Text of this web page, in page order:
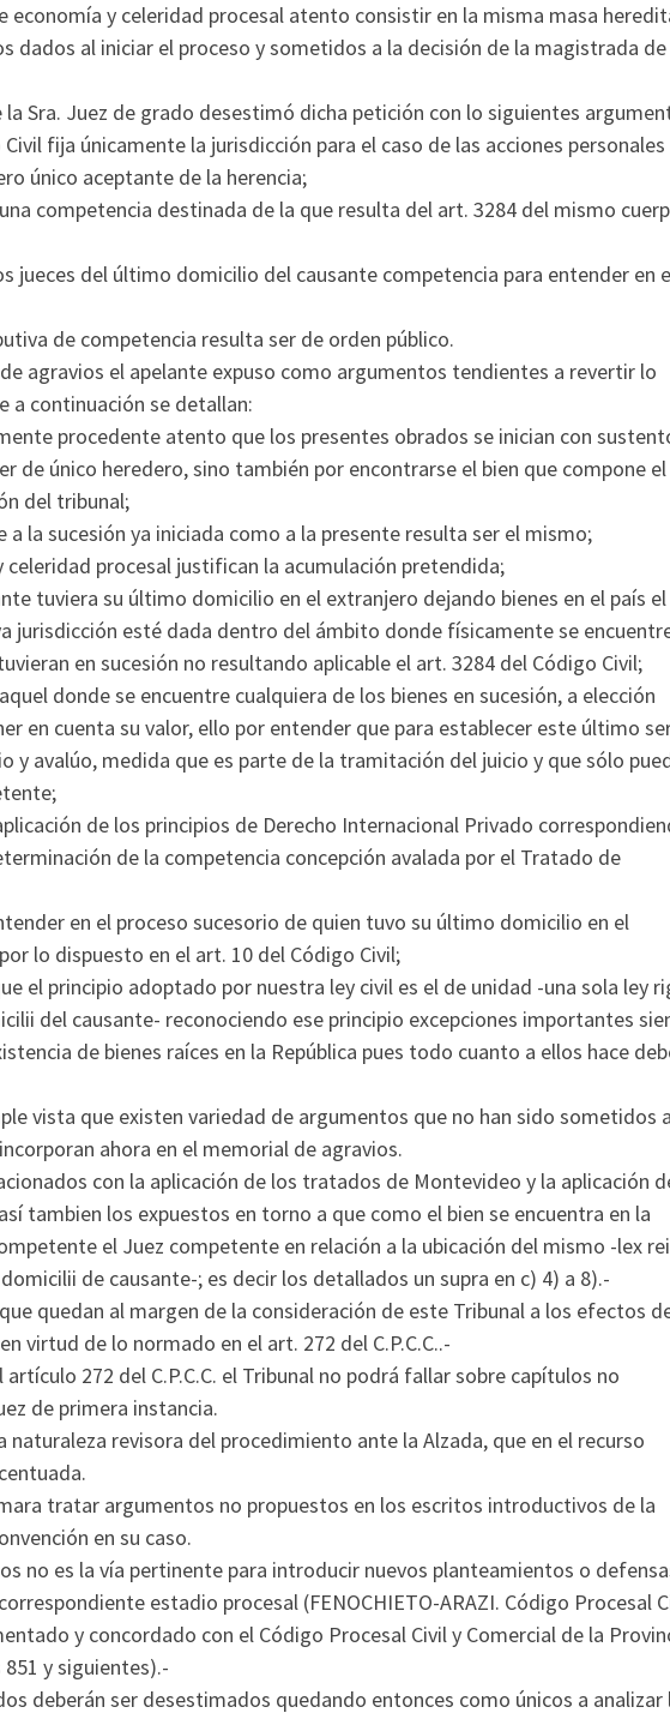
economía y celeridad procesal atento consistir en la misma masa
dados al iniciar el proceso y sometidos a la decisión de la magistrada de
Sra. Juez de grado desestimó dicha petición con lo siguientes
fija únicamente la jurisdicción para el caso de las acciones personales
único aceptante de la herencia;
competencia destinada de la que resulta del art. 3284 del mismo
jueces del último domicilio del causante competencia para entender en
de competencia resulta ser de orden público.
agravios el apelante expuso como argumentos tendientes a revertir lo
a continuación se detallan:
procedente atento que los presentes obrados se inician con
de único heredero, sino también por encontrarse el bien que compone el
del tribunal;
a la sucesión ya iniciada como a la presente resulta ser el mismo;
celeridad procesal justifican la acumulación pretendida;
tuviera su último domicilio en el extranjero dejando bienes en el país el
jurisdicción esté dada dentro del ámbito donde físicamente se
en sucesión no resultando aplicable el art. 3284 del Código Civil;
donde se encuentre cualquiera de los bienes en sucesión, a elección
en cuenta su valor, ello por entender que para establecer este último
y avalúo, medida que es parte de la tramitación del juicio y que sólo
de los principios de Derecho Internacional Privado
de la competencia concepción avalada por el Tratado de
en el proceso sucesorio de quien tuvo su último domicilio en el
lo dispuesto en el art. 10 del Código Civil;
el principio adoptado por nuestra ley civil es el de unidad -una sola ley
del causante- reconociendo ese principio excepciones importantes
de bienes raíces en la República pues todo cuanto a ellos hace
vista que existen variedad de argumentos que no han sido sometidos
ahora en el memorial de agravios.
con la aplicación de los tratados de Montevideo y la aplicación
tambien los expuestos en torno a que como el bien se encuentra en la
el Juez competente en relación a la ubicación del mismo -lex rei
de causante-; es decir los detallados un supra en c) 4) a 8).-
quedan al margen de la consideración de este Tribunal a los efectos
virtud de lo normado en el art. 272 del C.P.C.C..-
272 del C.P.C.C. el Tribunal no podrá fallar sobre capítulos no
de primera instancia.
naturaleza revisora del procedimiento ante la Alzada, que en el recurso
tratar argumentos no propuestos en los escritos introductivos de la
en su caso.
no es la vía pertinente para introducir nuevos planteamientos o
estadio procesal (FENOCHIETO-ARAZI. Código Procesal
y concordado con el Código Procesal Civil y Comercial de la
851 y siguientes).-
deberán ser desestimados quedando entonces como únicos a analizar